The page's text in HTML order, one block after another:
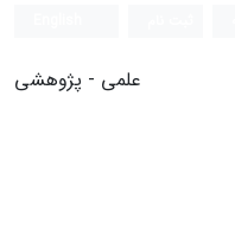
علمی - پژوهشی